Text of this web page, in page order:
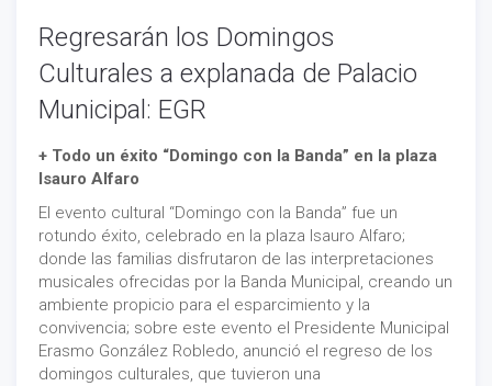
Regresarán los Domingos
Culturales a explanada de Palacio
Municipal: EGR
+ Todo un éxito “Domingo con la Banda” en la plaza
Isauro Alfaro
El evento cultural “Domingo con la Banda” fue un
rotundo éxito, celebrado en la plaza Isauro Alfaro;
donde las familias disfrutaron de las interpretaciones
musicales ofrecidas por la Banda Municipal, creando un
ambiente propicio para el esparcimiento y la
convivencia; sobre este evento el Presidente Municipal
Erasmo González Robledo, anunció el regreso de los
domingos culturales, que tuvieron una